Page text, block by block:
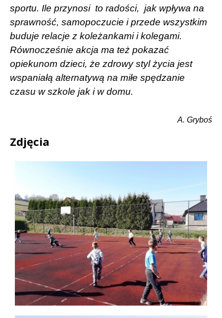
sportu. Ile przynosi to radości, jak wpływa na
sprawność, samopoczucie i przede wszystkim
buduje relacje z koleżankami i kolegami.
Równocześnie akcja ma też pokazać
opiekunom dzieci, że zdrowy styl życia jest
wspaniałą alternatywą na miłe spędzanie
czasu w szkole jak i w domu.
A. Gryboś
Zdjęcia